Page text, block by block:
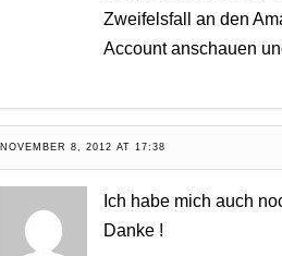
Zweifelsfall an den
Account anschauen
NOVEMBER 8, 2012 AT 17:38
Ich habe mich auch
Danke !